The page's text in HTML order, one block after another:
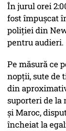
În jurul orei
fost împușcat
poliției din
pentru audieri.
Pe măsură ce
nopții, sute de
din
suporteri de la
și Maroc,
încheiat la